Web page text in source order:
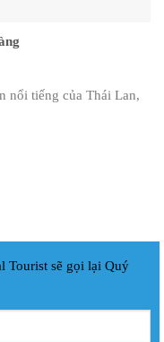
nổi tiếng của Thái Lan,
Tourist sẽ gọi lại Quý